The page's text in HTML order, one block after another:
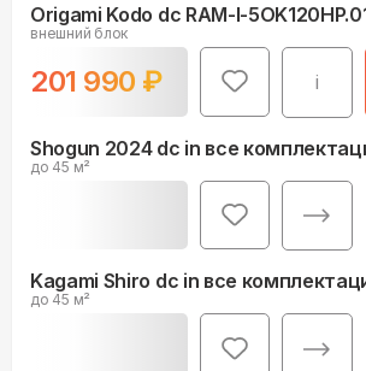
Origami Kodo dc RAM-I-
внешний блок
201 990 ₽ i
Shogun 2024 dc in все
до 45 м²
Kagami Shiro dc in все
до 45 м²